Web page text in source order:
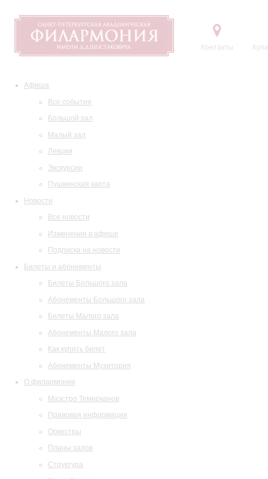
Контакты
Афиша
Все события
Большой зал
Малый зал
Лекции
Экскурсии
Пушкинская карта
Новости
Все новости
Изменения в афише
Подписка на новости
Билеты и абонементы
Билеты Большого зала
Абонементы Большого зала
Билеты Малого зала
Абонементы Малого зала
Как купить билет
Абонементы Музитория
О филармонии
Маэстро Темирканов
Правовая информация
Оркестры
Планы залов
Структура